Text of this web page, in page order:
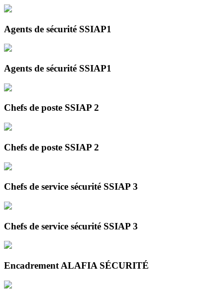
Agents de sécurité SSIAP1
Agents de sécurité SSIAP1
Chefs de poste SSIAP 2
Chefs de poste SSIAP 2
Chefs de service sécurité SSIAP 3
Chefs de service sécurité SSIAP 3
Encadrement ALAFIA SÉCURITÉ